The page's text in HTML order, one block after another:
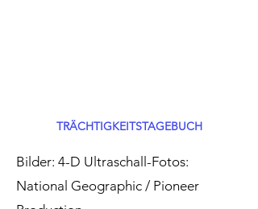
TRÄCHTIGKEITSTAGEBUCH
Bilder: 4-D Ultraschall-Fotos:
National Geographic / Pioneer